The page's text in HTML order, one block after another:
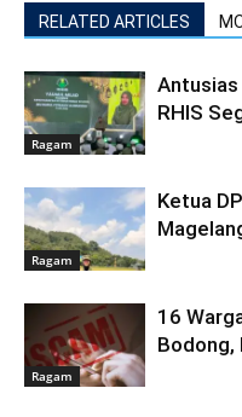
RELATED ARTICLES
Ragam
RHIS
Ragam
Ketua
Ragam
16
Bodong,